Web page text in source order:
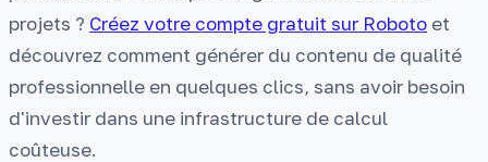
projets ? Créez votre compte gratuit sur Roboto et
découvrez comment générer du contenu de qualité
professionnelle en quelques clics, sans avoir besoin
d'investir dans une infrastructure de calcul
coûteuse.